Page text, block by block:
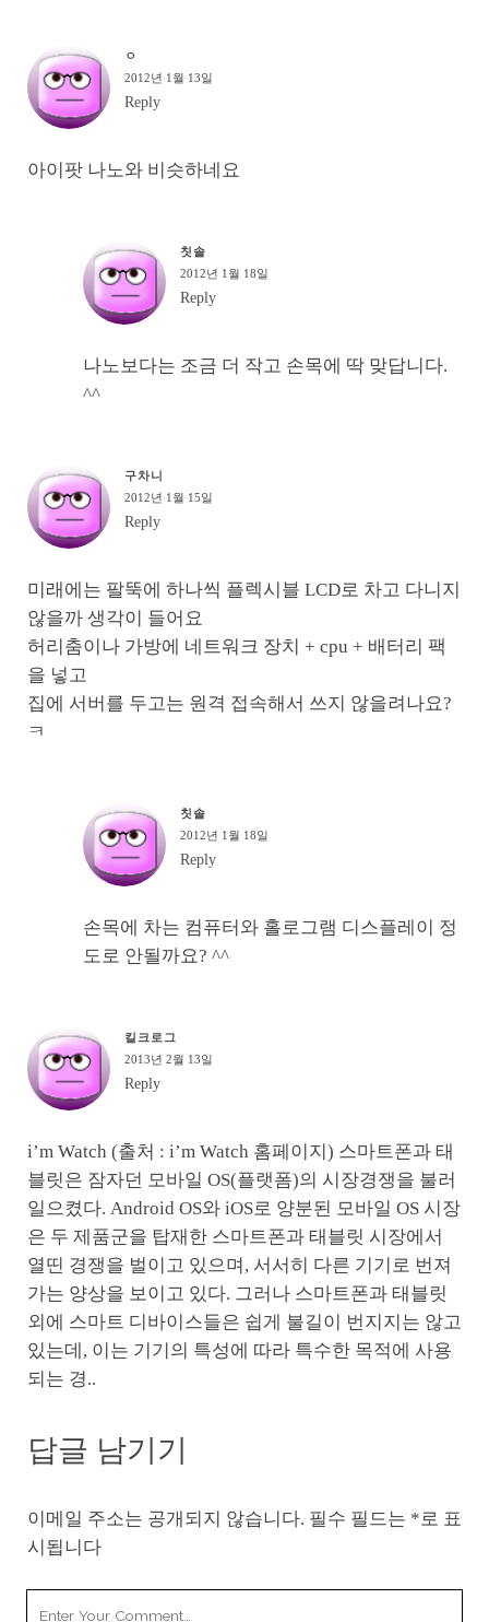
ㅇ
2012년 1월 13일
Reply
아이팟 나노와 비슷하네요
칫솔
2012년 1월 18일
Reply
나노보다는 조금 더 작고 손목에 딱 맞답니다.
^^
구차니
2012년 1월 15일
Reply
미래에는 팔뚝에 하나씩 플렉시블 LCD로 차고 다니지
않을까 생각이 들어요
허리춤이나 가방에 네트워크 장치 + cpu + 배터리 팩
을 넣고
집에 서버를 두고는 원격 접속해서 쓰지 않을려나요?
ㅋ
칫솔
2012년 1월 18일
Reply
손목에 차는 컴퓨터와 홀로그램 디스플레이 정
도로 안될까요? ^^
킬크로그
2013년 2월 13일
Reply
i’m Watch (출처 : i’m Watch 홈페이지) 스마트폰과 태
블릿은 잠자던 모바일 OS(플랫폼)의 시장경쟁을 불러
일으켰다. Android OS와 iOS로 양분된 모바일 OS 시장
은 두 제품군을 탑재한 스마트폰과 태블릿 시장에서
열띤 경쟁을 벌이고 있으며, 서서히 다른 기기로 번져
가는 양상을 보이고 있다. 그러나 스마트폰과 태블릿
외에 스마트 디바이스들은 쉽게 불길이 번지지는 않고
있는데, 이는 기기의 특성에 따라 특수한 목적에 사용
되는 경..
답글 남기기
이메일 주소는 공개되지 않습니다. 필수 필드는 *로 표
시됩니다